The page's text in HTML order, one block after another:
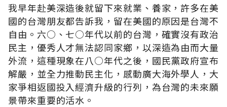
我早年赴美深造後就留下來就業、養家，許多在美
國的台灣朋友都告訴我，留在美國的原因是台灣不
自由。六○、七○年代以前的台灣，確實沒有政治
民主，優秀人才無法認同家鄉，以深造為由而大量
外流，這種現象在八○年代之後，國民黨政府宣布
解嚴，並全力推動民主化，感動廣大海外學人，大
家爭相返國投入經濟升級的行列，為台灣的未來願
景帶來重要的活水。